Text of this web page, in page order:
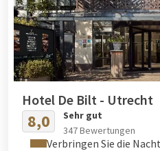
Hotel De Bilt - Utrecht
8,0
Sehr gut
347 Bewertungen
Verbringen Sie die